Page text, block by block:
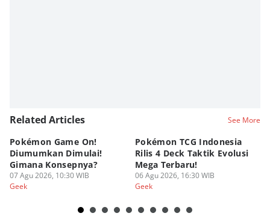
Related Articles See More
Pokémon Game On!
Diumumkan Dimulai!
Gimana Konsepnya?
07 Agu 2026, 10:30 WIB
Geek
Pokémon TCG Indonesia
Rilis 4 Deck Taktik Evolusi
Mega Terbaru!
06 Agu 2026, 16:30 WIB
Geek